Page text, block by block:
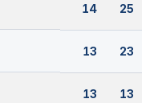
14 25
13 23
13 13